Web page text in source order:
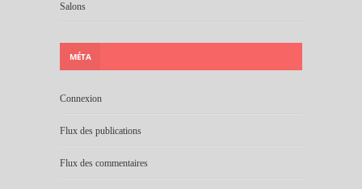
Salons
MÉTA
Connexion
Flux des publications
Flux des commentaires